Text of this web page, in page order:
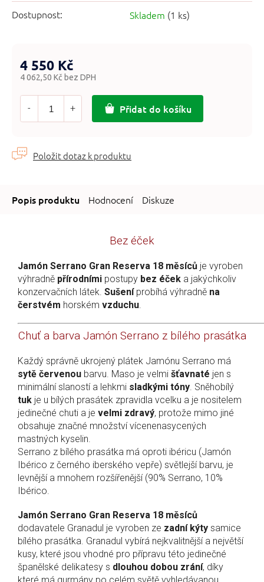
Dostupnost: Skladem (1 ks)
4 550 Kč
4 062,50 Kč bez DPH
Měrná
Přidat do košíku
Hodnocení Diskuze
Bez éček
Jamón Serrano Gran Reserva 18 měsíců je vyroben
výhradně přírodními postupy bez éček a jakýchkoliv
konzervačních látek. Sušeníprobíhá výhradně na
čerstvém horském vzduchu.
Chuť a barva Jamón Serrano z bílého prasátka
Každý správně ukrojený plátek Jamónu Serrano má
sytě červenou barvu. Maso je velmi šťavnaté jen s
minimální slaností a lehkmi sladkými tóny. Sněhobílý
tuk je u bílých prasátek zpravidla vcelku a je nositelem
jedinečné chuti a je velmi zdravý, protože mimo jiné
obsahuje značné množství vícenenasycených
mastných kyselin.
Serrano z bílého prasátka má oproti ibéricu (Jamón
Ibérico z černého iberského vepře) světlejší barvu, je
levnější a mnohem rozšířenější (90% Serrano, 10%
Ibérico.
Jamón Serrano Gran Reserva 18 měsíců
dodavatele Granadul je vyroben ze zadní kýty samice
bílého prasátka. Granadul vybírá nejkvalitnější a největší
kusy, které jsou vhodné pro přípravu této jedinečné
španělské delikatesy s dlouhou dobou zrání, díky